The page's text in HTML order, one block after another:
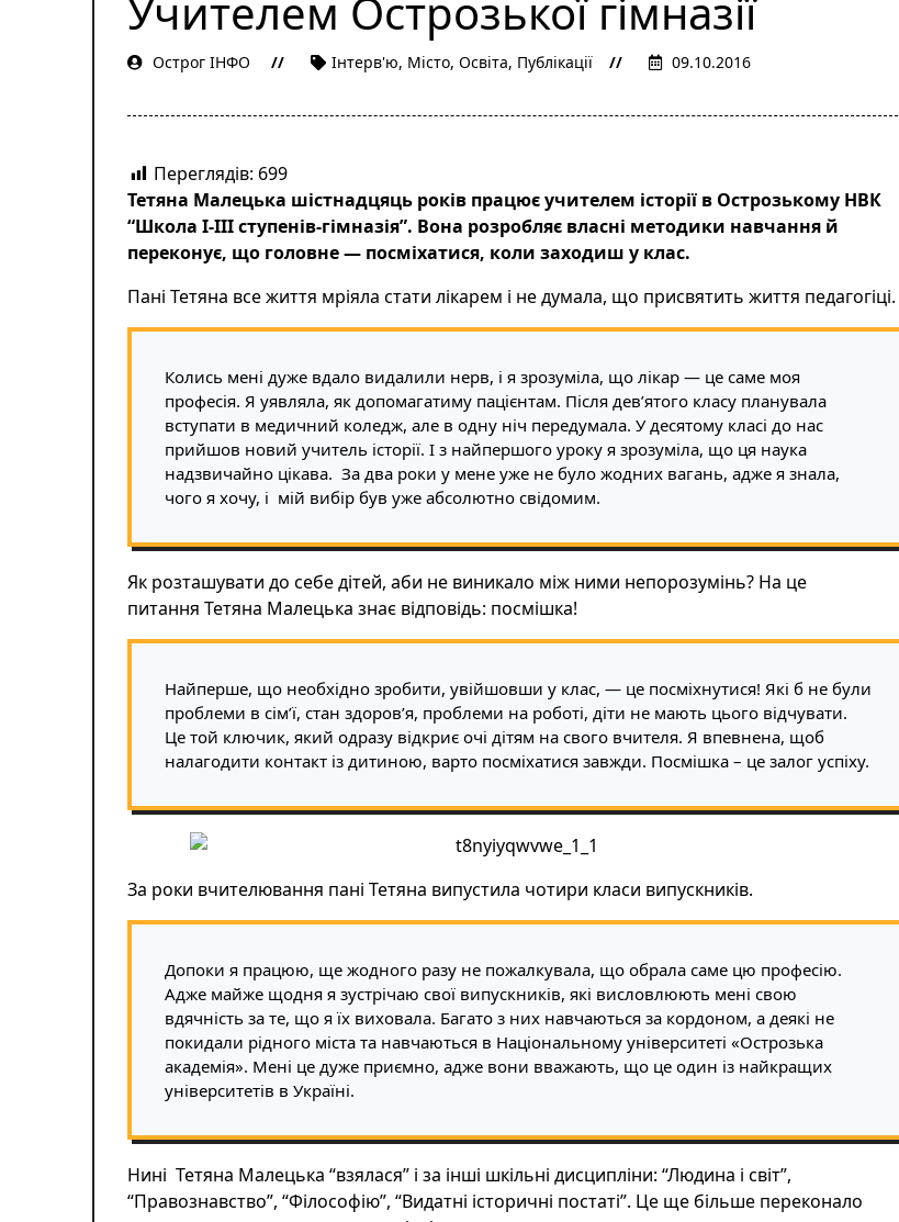
Учителем Острозької гімназії
Острог ІНФО Інтерв'ю, Місто, Освіта, Публікації 09.10.2016
Переглядів: 699
Тетяна Малецька шістнадцяць років працює учителем історії в Острозькому НВК
“Школа І-ІІІ ступенів-гімназія”. Вона розробляє власні методики навчання й
переконує, що головне — посміхатися, коли заходиш у клас.
Пані Тетяна все життя мріяла стати лікарем і не думала, що присвятить життя педагогіці.
Колись мені дуже вдало видалили нерв, і я зрозуміла, що лікар — це саме моя
професія. Я уявляла, як допомагатиму пацієнтам. Після дев’ятого класу планувала
вступати в медичний коледж, але в одну ніч передумала. У десятому класі до нас
прийшов новий учитель історії. І з найпершого уроку я зрозуміла, що ця наука
надзвичайно цікава. За два роки у мене уже не було жодних вагань, адже я знала,
чого я хочу, і мій вибір був уже абсолютно свідомим.
Як розташувати до себе дітей, аби не виникало між ними непорозумінь? На це
питання Тетяна Малецька знає відповідь: посмішка!
Найперше, що необхідно зробити, увійшовши у клас, — це посміхнутися! Які б не були
проблеми в сім’ї, стан здоров’я, проблеми на роботі, діти не мають цього відчувати.
Це той ключик, який одразу відкриє очі дітям на свого вчителя. Я впевнена, щоб
налагодити контакт із дитиною, варто посміхатися завжди. Посмішка – це залог успіху.
За роки вчителювання пані Тетяна випустила чотири класи випускників.
Допоки я працюю, ще жодного разу не пожалкувала, що обрала саме цю професію.
Адже майже щодня я зустрічаю свої випускників, які висловлюють мені свою
вдячність за те, що я їх виховала. Багато з них навчаються за кордоном, а деякі не
покидали рідного міста та навчаються в Національному університеті «Острозька
академія». Мені це дуже приємно, адже вони вважають, що це один із найкращих
університетів в Україні.
Нині Тетяна Малецька “взялася” і за інші шкільні дисципліни: “Людина і світ”,
“Правознавство”, “Філософію”, “Видатні історичні постаті”. Це ще більше переконало